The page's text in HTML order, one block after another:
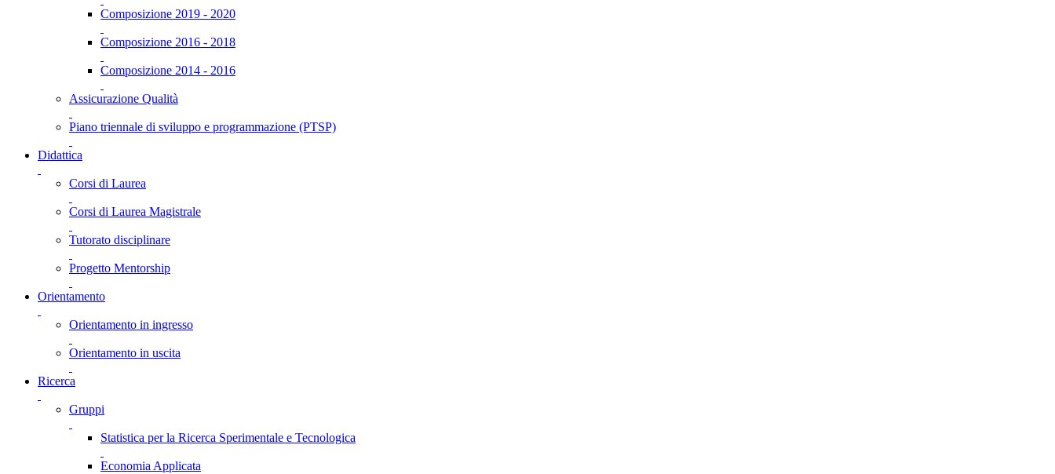
Composizione 2019 - 2020
Composizione 2016 - 2018
Composizione 2014 - 2016
Assicurazione Qualità
Piano triennale di sviluppo e programmazione (PTSP)
Didattica
Corsi di Laurea
Corsi di Laurea Magistrale
Tutorato disciplinare
Progetto Mentorship
Orientamento
Orientamento in ingresso
Orientamento in uscita
Ricerca
Gruppi
Statistica per la Ricerca Sperimentale e Tecnologica
Economia Applicata